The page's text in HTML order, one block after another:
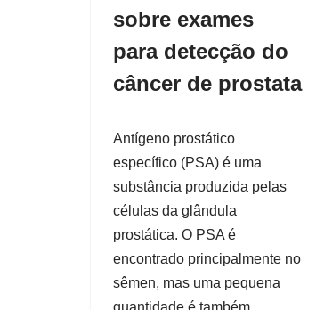
sobre exames
para detecção do
câncer de prostata
Antígeno prostático
específico (PSA) é uma
substância produzida pelas
células da glândula
prostática. O PSA é
encontrado principalmente no
sêmen, mas uma pequena
quantidade é também